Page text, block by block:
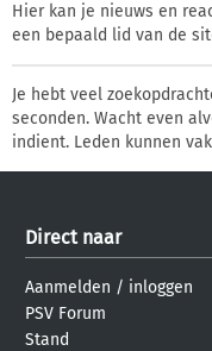
Hier kan je nieuws en
een bepaald lid van de
Je hebt veel
seconden. Wacht even
indient. Leden kunnen
Direct naar
Aanmelden / inloggen
PSV Forum
Stand